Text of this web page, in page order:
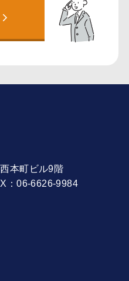
本町ビル9階
06-6626-9984